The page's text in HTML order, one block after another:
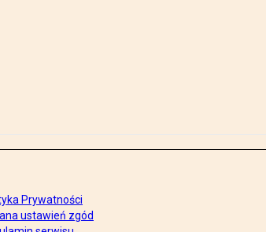
Prywatności
ustawień zgód